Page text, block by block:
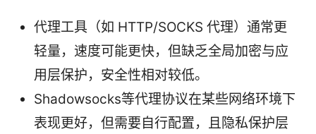
代理工具（如 HTTP/SOCKS 代理）通常更
轻量，速度可能更快，但缺乏全局加密与应
用层保护，安全性相对较低。
Shadowsocks等代理协议在某些网络环境下
表现更好，但需要自行配置，且隐私保护层